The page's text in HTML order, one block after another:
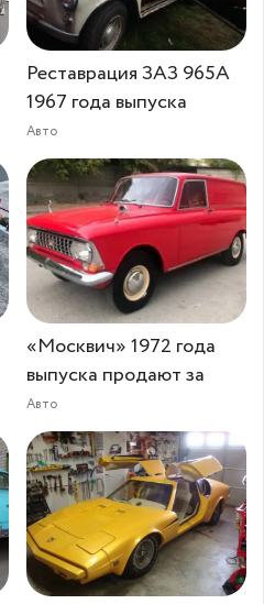
Реставрация ЗАЗ 965А
1967 года выпуска
Авто
«Москвич» 1972 года
выпуска продают за
Авто